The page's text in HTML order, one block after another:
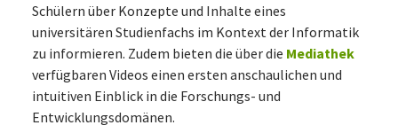
Schülern über Konzepte und Inhalte eines
universitären Studienfachs im Kontext der Informatik
zu informieren. Zudem bieten die über die Mediathek
verfügbaren Videos einen ersten anschaulichen und
intuitiven Einblick in die Forschungs- und
Entwicklungsdomänen.